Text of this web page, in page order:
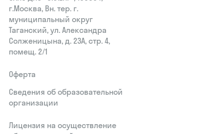
г.Москва, Вн. тер. г.
муниципальный округ
Таганский, ул. Александра
Солженицына, д. 23А, стр. 4,
помещ. 2/1
Оферта
Сведения об образовательной
организации
Лицензия на осуществление